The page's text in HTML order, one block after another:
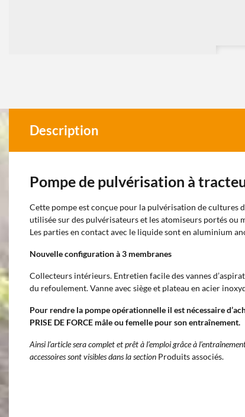
Description
Pompe de pulvérisation à
Cette pompe est conçue pour la pulvérisation de cultures
utilisée sur des pulvérisateurs et les atomiseurs portés ou
Les parties en contact avec le liquide sont en aluminium
Nouvelle configuration à 3 membranes
Collecteurs intérieurs. Entretien facile des vannes
du refoulement. Vanne avec siège et plateau en acier
Pour rendre la pompe opérationnelle il est nécessaire
PRISE DE FORCE mâle ou femelle pour son entraînement.
Ainsi l’article sera complet et prêt à l’emploi grâce à
accessoires sont visibles dans la section Produits associés.